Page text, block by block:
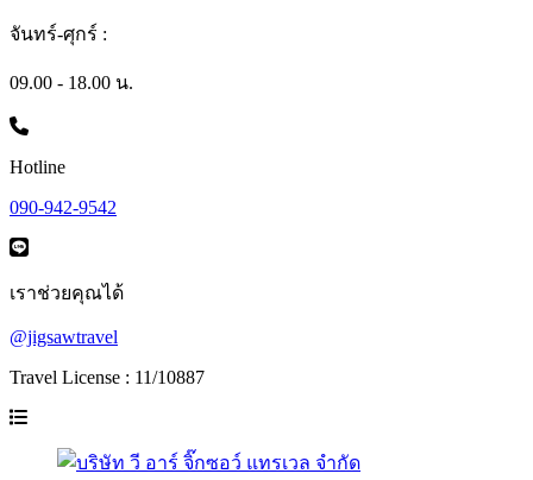
จันทร์-ศุกร์ :
09.00 - 18.00 น.
Hotline
090-942-9542
เราช่วยคุณได้
@jigsawtravel
Travel License : 11/10887